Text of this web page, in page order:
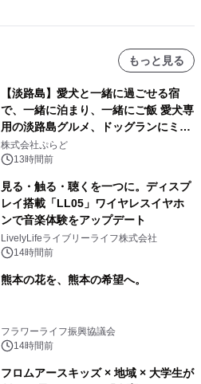
もっと見る
【淡路島】愛犬と一緒に過ごせる宿
で、一緒に泊まり、一緒にご飯 愛犬専
用の淡路島グルメ、ドッグランにミニ
プール グランピングとトレーラーハウ
スの2施設で
株式会社ぷらど
13時間前
見る・触る・聴くを一つに。ディスプ
レイ搭載「LL05」ワイヤレスイヤホ
ンで音楽体験をアップデート
LivelyLifeライブリーライフ株式会社
14時間前
熊本の花を、熊本の希望へ。
フラワーライフ振興協議会
14時間前
フロムアースキッズ × 地域 × 大学生が